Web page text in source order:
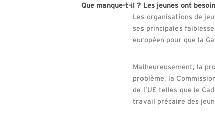
Que manque-t-il ? Les jeunes ont
Les organisations de
ses principales
européen pour que la
Malheureusement, la
problème, la
de l’UE telles que le
travail précaire des